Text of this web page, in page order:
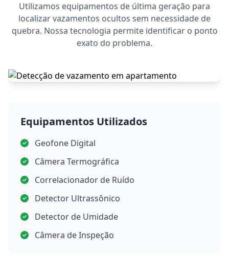
Utilizamos equipamentos de última geração para
localizar vazamentos ocultos sem necessidade de
quebra. Nossa tecnologia permite identificar o ponto
exato do problema.
Equipamentos Utilizados
Geofone Digital
Câmera Termográfica
Correlacionador de Ruído
Detector Ultrassônico
Detector de Umidade
Câmera de Inspeção